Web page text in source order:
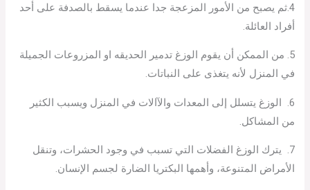
4.ثم يصبح من الأمور المزعجة جدا عندما يسقط بالصدفة على أحد
أفراد العائلة.
5. من الممكن أن يقوم الوزغ تدمير الحديقه او المزروعات الجميلة
في المنزل لأنه يتغذى على النباتات.
6. الوزغ يتسلل إلى المعدات والآالات في المنزل ويسبب الكثير
من المشاكل.
7. يترك الوزغ الفضلات التي تسبب في وجود الحشرات، وتنقل
الأمراض المتنوعة، وأهمها البكتريا الضارة لجسم الإنسان.